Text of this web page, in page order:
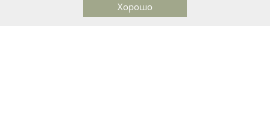
Корзина
Хорошо